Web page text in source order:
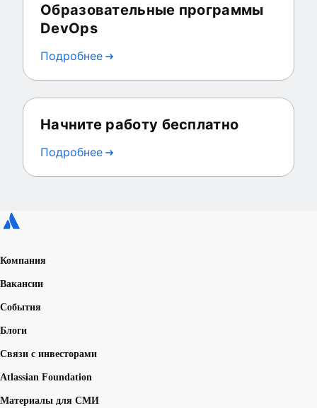
Образовательные программы
DevOps
Подробнее
Начните работу бесплатно
Подробнее
Компания
Вакансии
События
Блоги
Связи с инвесторами
Atlassian Foundation
Материалы для СМИ